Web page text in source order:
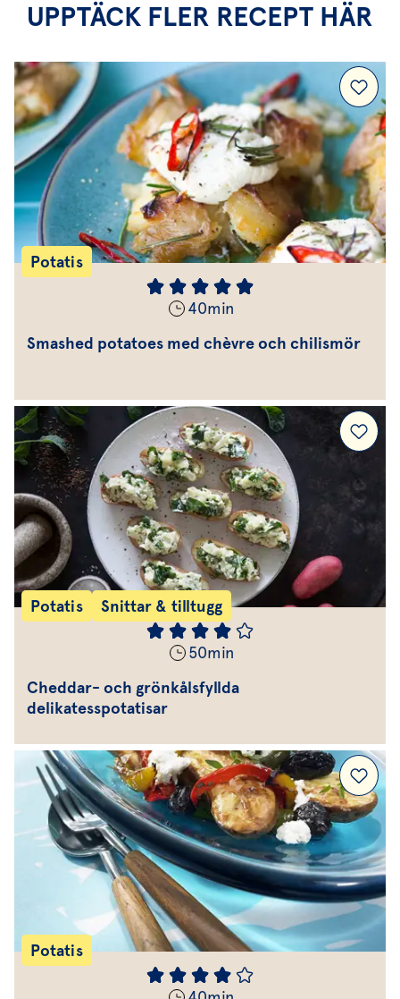
UPPTÄCK FLER RECEPT HÄR
Potatis
40min
Smashed potatoes med chèvre och chilismör
Potatis Snittar & tilltugg
50min
Cheddar- och grönkålsfyllda
delikatesspotatisar
Potatis